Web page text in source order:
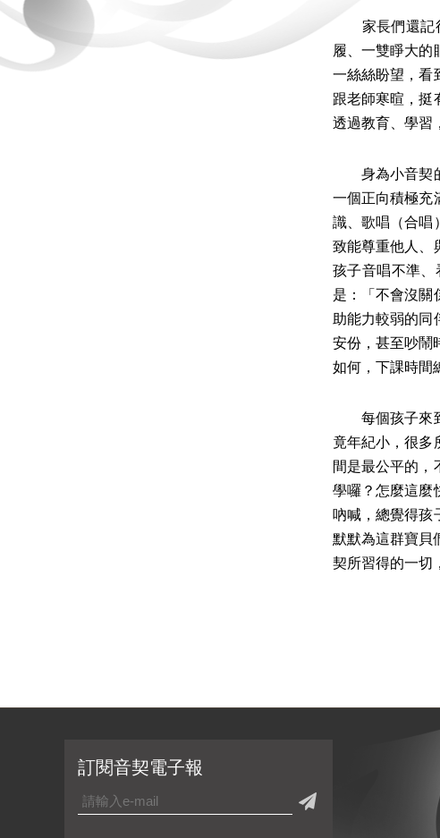
家長們還記得
履、一雙睜大的
一絲絲盼望，看
跟老師寒暄，挺
透過教育、學習
身為小音契的
一個正向積極充
識、歌唱（合唱
致能尊重他人、
孩子音唱不準
是：「不會沒關
助能力較弱的同
安份，甚至吵鬧
如何，下課時間
每個孩子來到
竟年紀小，很多
間是最公平的，
學囉？怎麼這麼
吶喊，總覺得孩
默默為這群寶貝
契所習得的一切
訂閱音契電子報